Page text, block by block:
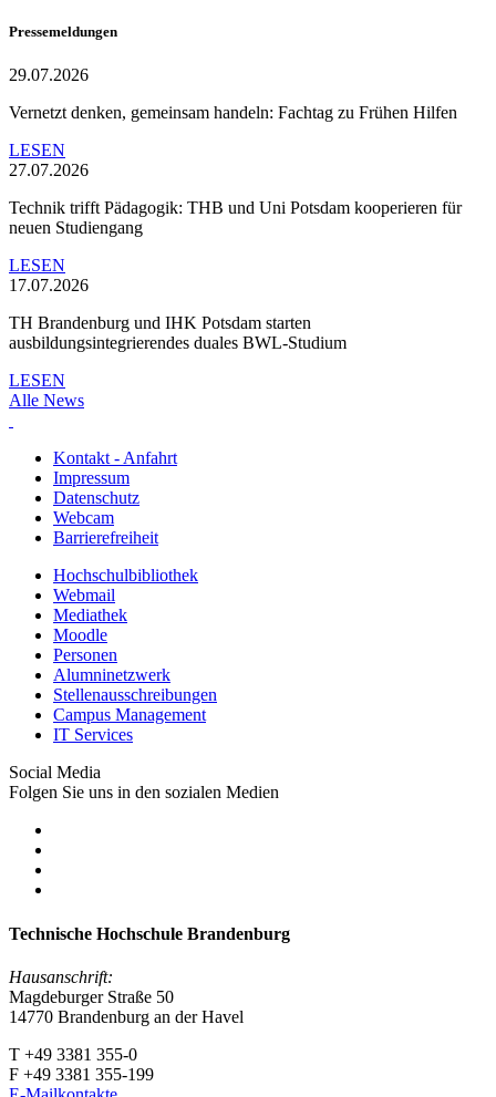
Pressemeldungen
29.07.2026
Vernetzt denken, gemeinsam handeln: Fachtag zu Frühen Hilfen
LESEN
27.07.2026
Technik trifft Pädagogik: THB und Uni Potsdam kooperieren für
neuen Studiengang
LESEN
17.07.2026
TH Brandenburg und IHK Potsdam starten
ausbildungsintegrierendes duales BWL-Studium
LESEN
Alle News
Kontakt - Anfahrt
Impressum
Datenschutz
Webcam
Barrierefreiheit
Hochschulbibliothek
Webmail
Mediathek
Moodle
Personen
Alumninetzwerk
Stellenausschreibungen
Campus Management
IT Services
Social Media
Folgen Sie uns in den sozialen Medien
Technische Hochschule Brandenburg
Hausanschrift:
Magdeburger Straße 50
14770 Brandenburg an der Havel
T +49 3381 355-0
F +49 3381 355-199